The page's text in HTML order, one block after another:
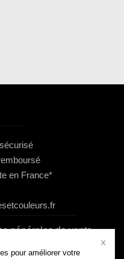
en France*
générales de vente–
pour améliorer votre